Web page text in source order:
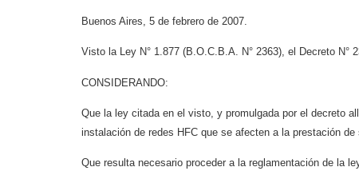
Buenos Aires, 5 de febrero de 2007.
Visto la Ley N° 1.877 (B.O.C.B.A. N° 2363), el Decreto N°
CONSIDERANDO:
Que la ley citada en el visto, y promulgada por el decreto
instalación de redes HFC que se afecten a la prestación
Que resulta necesario proceder a la reglamentación de la